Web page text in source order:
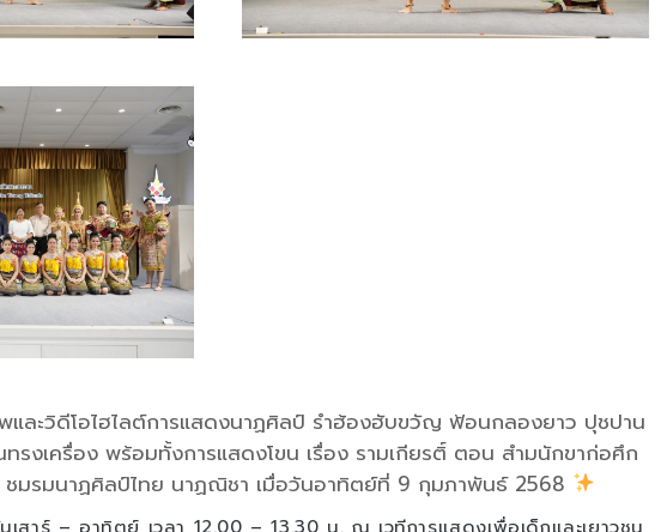
และวิดีโอไฮไลต์การแสดงนาฏศิลป์ รำฮ้องฮับขวัญ ฟ้อนกลองยาว ปุชปาน
รงเครื่อง พร้อมทั้งการแสดงโขน เรื่อง รามเกียรติ์ ตอน สำมนักขาก่อศึก
ชมรมนาฏศิลป์ไทย นาฏณิชา เมื่อวันอาทิตย์ที่ 9 กุมภาพันธ์ 2568